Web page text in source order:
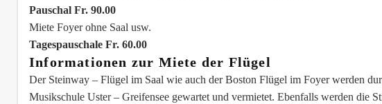
Pauschal Fr. 90.00
Miete Foyer ohne Saal usw.
Tagespauschale Fr. 60.00
Informationen zur Miete der Flügel
Der Steinway – Flügel im Saal wie auch der Boston Flügel im Foyer werden
Musikschule Uster – Greifensee gewartet und vermietet. Ebenfalls werden die